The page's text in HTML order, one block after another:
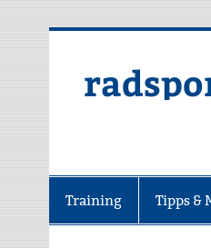
Training Tipps &